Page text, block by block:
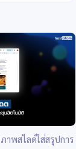
าพสไลด์ใส่สรุปการ